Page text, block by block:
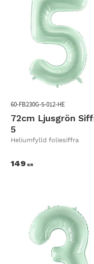
72cm Ljusgrön
5
Heliumfylld foliesiffra
60-FB230G-5-012-HE
149 KR